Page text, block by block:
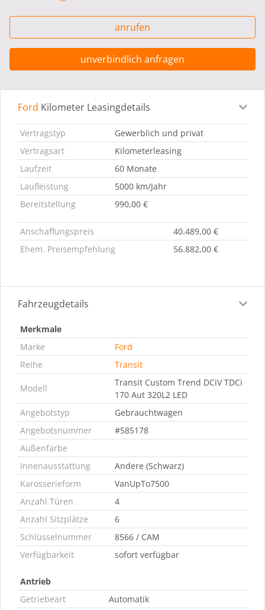
anrufen
unverbindlich anfragen
Leasingdetails Fahrzeugdetails
Ford Kilometer Leasingdetails
Vertragstyp
Gewerblich und privat
Vertragsart
Kilometerleasing
Laufzeit
60 Monate
Laufleistung
5000 km/Jahr
Bereitstellung
990,00 €
Anschaffungspreis
40.489,00 €
Ehem. Preisempfehlung
56.882,00 €
Fahrzeugdetails
Merkmale
Marke
Ford
Reihe
Transit
Modell
Transit Custom Trend DCiV TDCi
170 Aut 320L2 LED
Angebotstyp
Gebrauchtwagen
Angebotsnummer
#585178
Außenfarbe
Innenausstattung
Andere (Schwarz)
Karosserieform
VanUpTo7500
Anzahl Türen
4
Anzahl Sitzplätze
6
Schlüsselnummer
8566 / CAM
Verfügbarkeit
sofort verfügbar
Antrieb
Getriebeart
Automatik